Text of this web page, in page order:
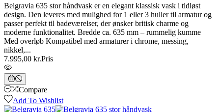
Belgravia 635 stor håndvask er en elegant klassisk vask i tidløst
design. Den leveres med mulighed for 1 eller 3 huller til armatur og
passer perfekt til badeværelser, der ønsker britisk charme og
moderne funktionalitet. Bredde ca. 635 mm – rummelig kumme
Med overløb Kompatibel med armaturer i chrome, messing,
nikkel,...
7.995,00 kr.Pris
Compare
Add To Wishlist